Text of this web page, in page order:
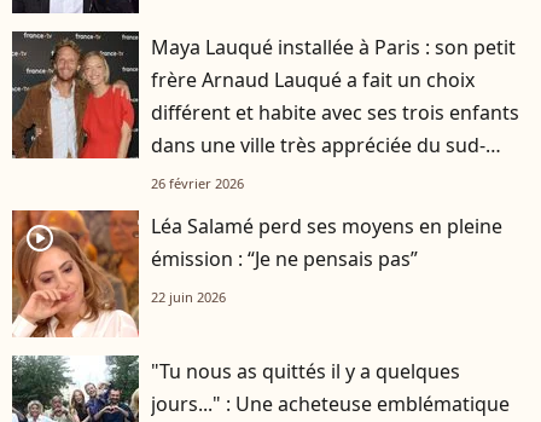
Maya Lauqué installée à Paris : son petit
frère Arnaud Lauqué a fait un choix
différent et habite avec ses trois enfants
dans une ville très appréciée du sud-
ouest
26 février 2026
player2
Léa Salamé perd ses moyens en pleine
émission : “Je ne pensais pas”
22 juin 2026
"Tu nous as quittés il y a quelques
jours..." : Une acheteuse emblématique